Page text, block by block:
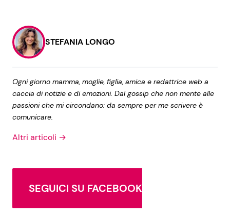
STEFANIA LONGO
Ogni giorno mamma, moglie, figlia, amica e redattrice web a
caccia di notizie e di emozioni. Dal gossip che non mente alle
passioni che mi circondano: da sempre per me scrivere è
comunicare.
Altri articoli →
SEGUICI SU FACEBOOK